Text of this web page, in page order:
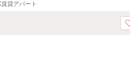
貸アパート